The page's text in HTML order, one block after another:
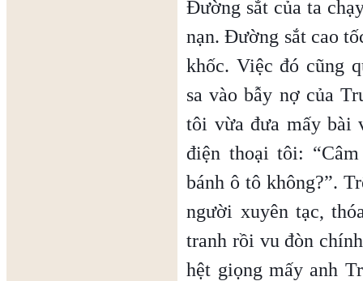
Đường sắt của ta
nạn. Đường sắt cao
khốc. Việc đó cũng
sa vào bẫy nợ của
tôi vừa đưa mấy bài
điện thoại tôi:
bánh ô tô không?”.
người xuyên tạc,
tranh rồi vu đòn
hệt giọng mấy anh